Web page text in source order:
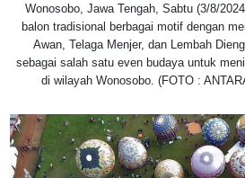
Wonosobo, Jawa Tengah, Sabtu (3/8/
balon tradisional berbagai motif dengan
Awan, Telaga Menjer, dan Lembah
sebagai salah satu even budaya untuk
di wilayah Wonosobo. (FOTO :